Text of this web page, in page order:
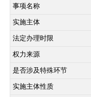
事项名称
实施主体
法定办理时限
权力来源
是否涉及特殊环节
实施主体性质